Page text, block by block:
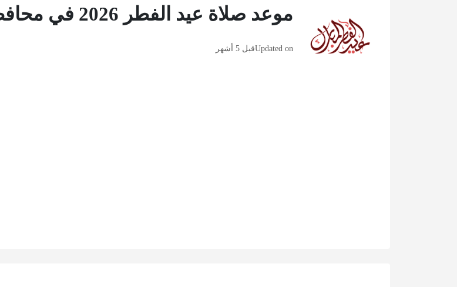
موعد صلاة عيد الفطر 2026 في محافظة صحار
Updated onقبل 5 أشهر